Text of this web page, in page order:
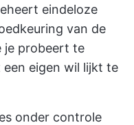
eindeloze
van de
je probeert te
eigen wil lijkt te
onder controle